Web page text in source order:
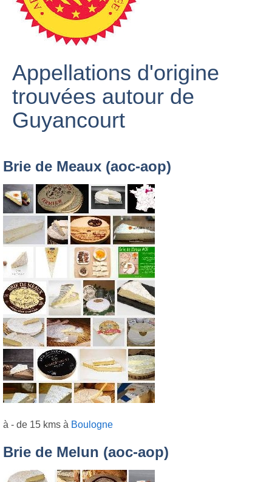
Appellations d'origine
trouvées autour de
Guyancourt
Brie de Meaux (aoc-aop)
à - de 15 kms à Boulogne
Brie de Melun (aoc-aop)